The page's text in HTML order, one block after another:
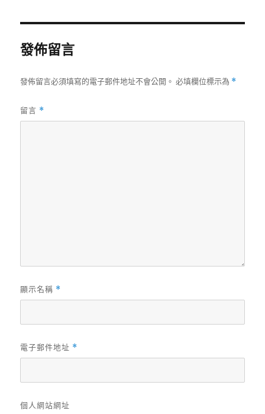
發佈留言
發佈留言必須填寫的電子郵件地址不會公開。 必填欄位標示為 *
留言 *
顯示名稱 *
電子郵件地址 *
個人網站網址